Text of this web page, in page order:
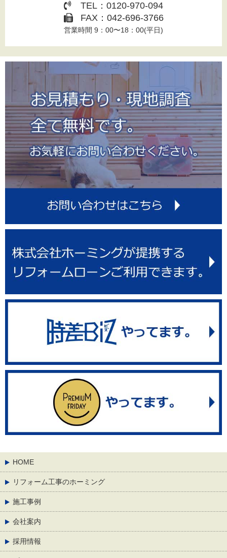
TEL：0120-970-094
FAX：042-696-3766
営業時間 9：00〜18：00(平日)
HOME
リフォーム工事のホーミング
施工事例
会社案内
採用情報